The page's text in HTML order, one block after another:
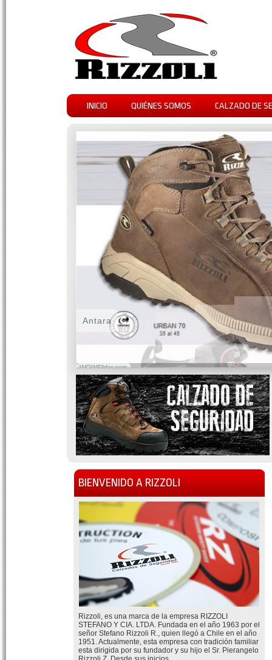
INICIO QUIÉNES SOMOS CALZADO DE
WOWSlider.com
Antara
BIENVENIDO A RIZZOLI
Rizzoli, es una marca de la empresa RIZZOLI
STEFANO Y CIA. LTDA. Fundada en el año 1963 por el
señor Stefano Rizzoli R., quien llegó a Chile en el año
1951. Actualmente, esta empresa con tradición familiar
esta dirigida por su fundador y su hijo el Sr. Pierangelo